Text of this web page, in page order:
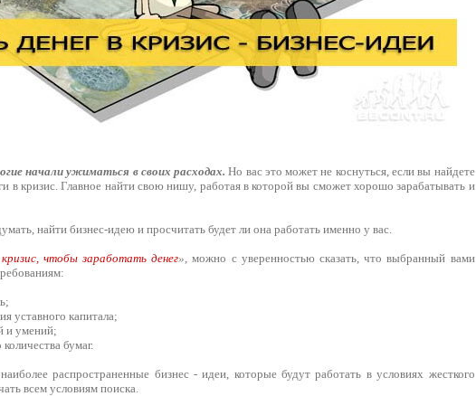
начали ужиматься в своих расходах. Но вас это может не коснуться, если вы найдете
в кризис. Главное найти свою нишу, работая в которой вы сможет хорошо зарабатывать и
найти бизнес-идею и просчитать будет ли она работать именно у вас.
чтобы заработать денег» , можно с уверенностью сказать, что выбранный вами
уставного капитала;
и умений;
бумаг.
распространенные бизнес - идеи, которые будут работать в условиях жесткого
всем условиям поиска.